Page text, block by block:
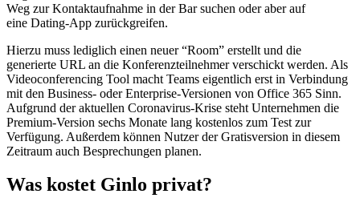
Weg zur Kontaktaufnahme in der Bar suchen oder aber auf
eine Dating-App zurückgreifen.
Hierzu muss lediglich einen neuer “Room” erstellt und die
generierte URL an die Konferenzteilnehmer verschickt werden. Als
Videoconferencing Tool macht Teams eigentlich erst in Verbindung
mit den Business- oder Enterprise-Versionen von Office 365 Sinn.
Aufgrund der aktuellen Coronavirus-Krise steht Unternehmen die
Premium-Version sechs Monate lang kostenlos zum Test zur
Verfügung. Außerdem können Nutzer der Gratisversion in diesem
Zeitraum auch Besprechungen planen.
Was kostet Ginlo privat?